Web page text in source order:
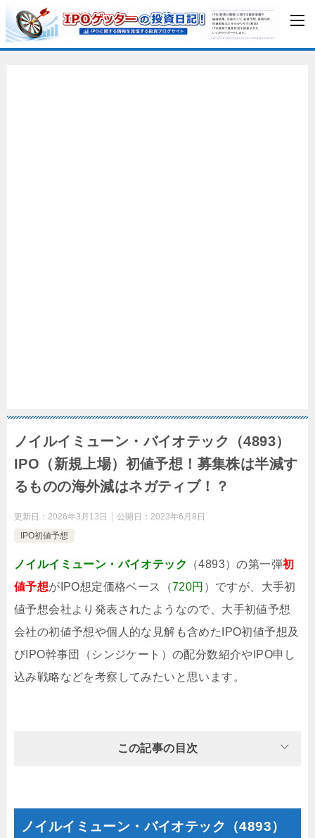
ノイルイミューン・バイオテック（4893）
IPO（新規上場）初値予想！募集株は半減す
るものの海外減はネガティブ！？
更新日： 2026年3月13日 公開日： 2023年6月8日
IPO初値予想
ノイルイミューン・バイオテック （4893）の第一弾初
値予想がIPO想定価格ベース（720円 ）ですが、大手初
値予想会社より発表されたようなので、大手初値予想
会社の初値予想や個人的な見解も含めたIPO初値予想及
びIPO幹事団（シンジケート）の配分数紹介やIPO申し
込み戦略などを考察してみたいと思います。
この記事の目次
ノイルイミューン・バイオテック（4893）